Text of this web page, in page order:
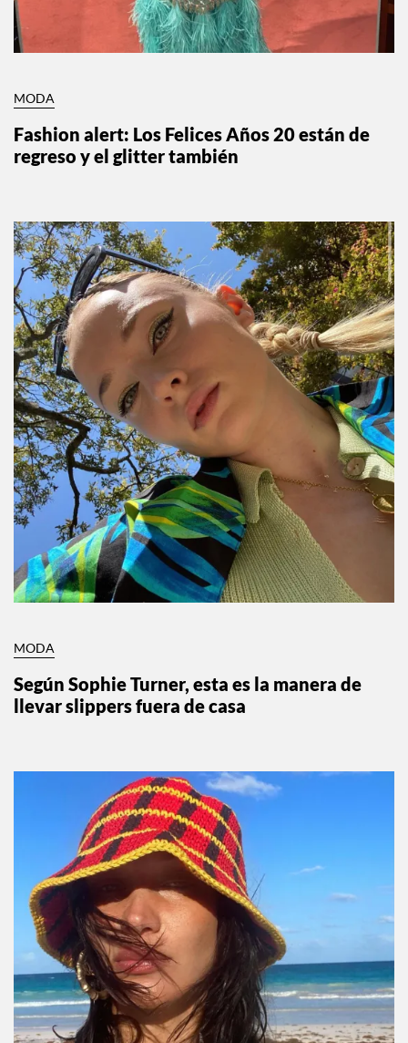
MODA
Fashion alert: Los Felices Años 20 están de
regreso y el glitter también
MODA
Según Sophie Turner, esta es la manera de
llevar slippers fuera de casa